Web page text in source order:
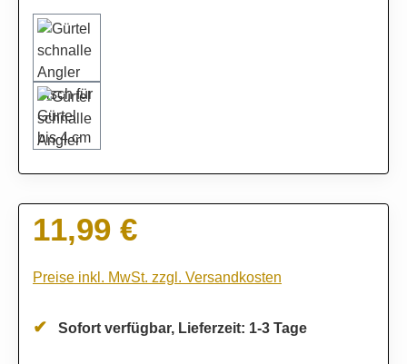
Regulärer Preis:
11,99 €
Preise inkl. MwSt. zzgl. Versandkosten
Sofort verfügbar, Lieferzeit: 1-3 Tage